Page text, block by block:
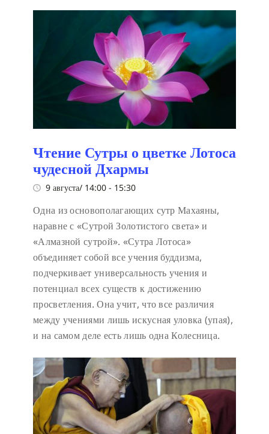
Чтение Сутры о цветке Лотоса
чудесной Дхармы
9 августа/ 14:00 - 15:30
Одна из основополагающих сутр Махаяны,
наравне с «Сутрой Золотистого света» и
«Алмазной сутрой». «Сутра Лотоса»
объединяет собой все учения буддизма,
подчеркивает универсальность учения и
потенциал всех существ к достижению
просветления. Она учит, что все различия
между учениями лишь искусная уловка (упая),
и на самом деле есть лишь одна Колесница.